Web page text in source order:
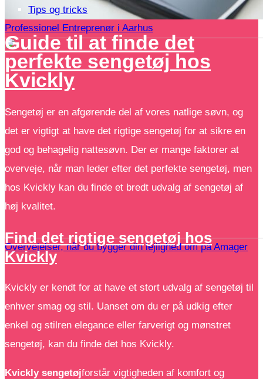
Professionel Entreprenør i Aarhus
Overvejelser, når du bygger din lejlighed om på Amager
Tips og tricks
Guide til at finde det
perfekte sengetøj hos
Kvickly
Sengetøj er en afgørende del af vores natlige søvn, og
det er vigtigt at have det rigtige sengetøj for at sikre en
god og behagelig nattesøvn. Der er mange faktorer at
overveje, når man leder efter det perfekte sengetøj, men
hos Kvickly kan du finde et bredt udvalg af sengetøj af
høj kvalitet.
Find det rigtige sengetøj hos
Kvickly
Kvickly er kendt for at have et stort udvalg af sengetøj til
enhver smag og stil. Uanset om du er på udkig efter
enkel og stilren elegance eller farverigt og mønstret
sengetøj, kan du finde det hos Kvickly.
Kvickly sengetøjforstår vigtigheden af komfort og